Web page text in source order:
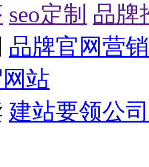
seo定制 品牌
品牌官网营
站
建站要领公